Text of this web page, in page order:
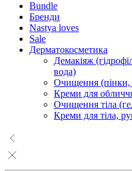
Bundle
Бренди
Nastya loves
Sale
Дерматокосметика
Демакіяж
вода)
Очищення (пінки,
Креми для
Очищення тіла
Креми для тіла,